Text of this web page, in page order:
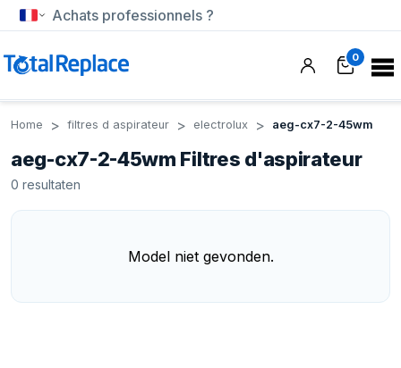
Achats professionnels ?
0
Home filtres d aspirateur electrolux aeg-cx7-2-45wm
aeg-cx7-2-45wm Filtres d'aspirateur
0 resultaten
Model niet gevonden.